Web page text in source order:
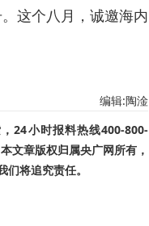
这个八月，诚邀海内
编辑:陶淦
24小时报料热线400-800-
文章版权归属央广网所有，
将追究责任。